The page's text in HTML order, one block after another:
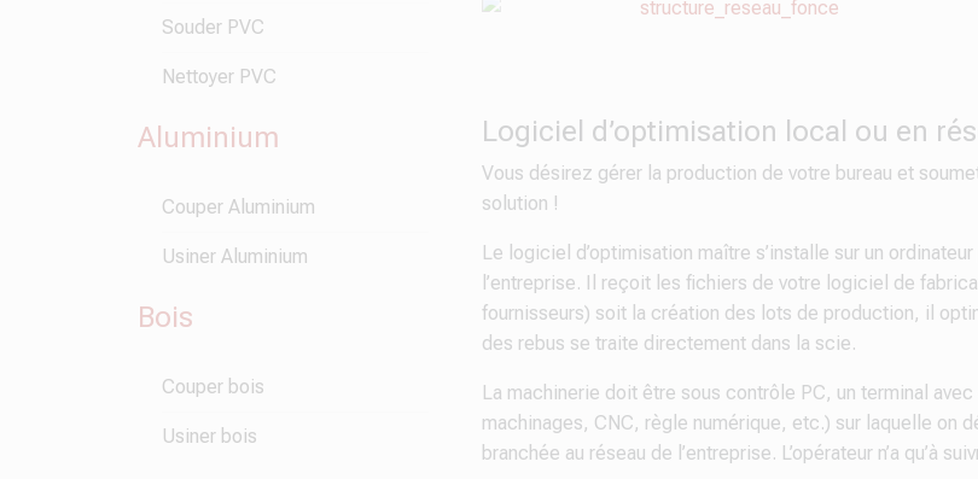
Souder PVC
Nettoyer PVC
Aluminium
Couper Aluminium
Usiner Aluminium
Bois
Couper bois
Usiner bois
Logiciel d’optimisation local ou en
Vous désirez gérer la production de votre bureau et
solution !
Le logiciel d’optimisation maître s’installe sur un
l’entreprise. Il reçoit les fichiers de votre logiciel de
fournisseurs) soit la création des lots de production, il
des rebus se traite directement dans la scie.
La machinerie doit être sous contrôle PC, un terminal
machinages, CNC, règle numérique, etc.) sur laquelle on
branchée au réseau de l’entreprise. L’opérateur n’a qu’à